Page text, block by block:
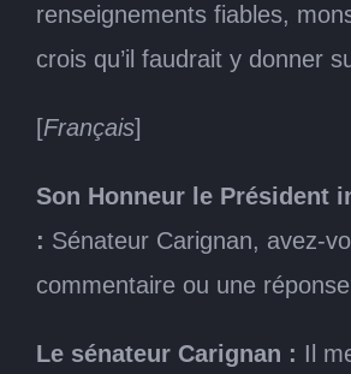
renseignements fiables,
crois qu’il faudrait y donner
[Français]
Son Honneur le Président
: Sénateur Carignan, avez-
commentaire ou une
Le sénateur Carignan : Il